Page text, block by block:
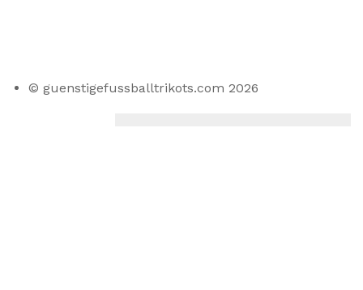
© guenstigefussballtrikots.com 2026